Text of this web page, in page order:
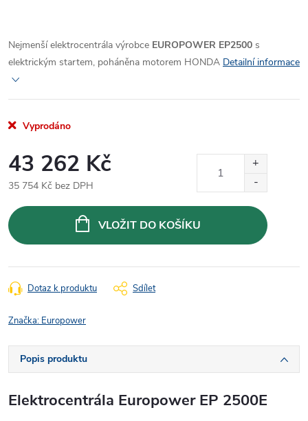
Nejmenší elektrocentrála výrobce EUROPOWER EP2500 s
elektrickým startem, poháněna motorem HONDA Detailní informace
Vyprodáno
43 262 Kč
35 754 Kč bez DPH
cena:
VLOŽIT DO KOŠÍKU
Dotaz k produktu Sdílet
Značka: Europower
Popis produktu
Elektrocentrála Europower EP 2500E